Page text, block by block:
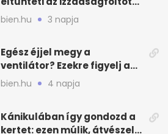
és a szagot a matracról
bien.hu 3 napja
Egész éjjel megy a
ventilátor? Ezekre figyelj a
hőségben alvásnál
bien.hu 4 napja
Kánikulában így gondozd a
kertet: ezen múlik, átvészeli-